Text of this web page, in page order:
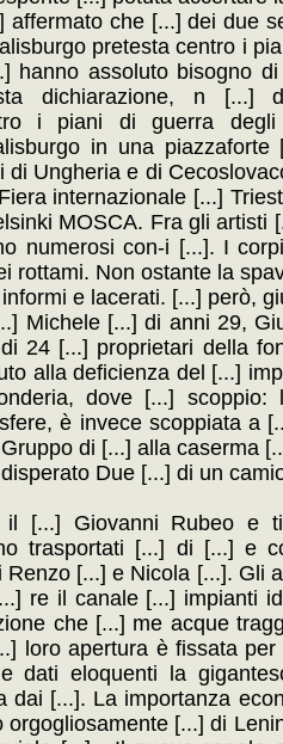
affermato che [...] dei due
pretesta centro i
hanno assoluto bisogno
dichiarazione, n [...]
i piani di guerra
in una
di Ungheria e di
internazionale [...]
MOSCA. Fra gli artisti
numerosi con-i [...]. I
rottami. Non ostante la
e lacerati. [...] però,
Michele [...] di anni 29,
24 [...] proprietari della
alla deficienza del [...]
dove [...]
è invece scoppiata a
di [...] alla caserma
Due [...] di un
il [...] Giovanni Rubeo e
trasportati [...] di [...] e
[...] e Nicola [...]. Gli
re il canale [...] impianti
che [...] me acque
loro apertura è fissata
dati eloquenti la
dai [...]. La importanza
orgogliosamente [...] di